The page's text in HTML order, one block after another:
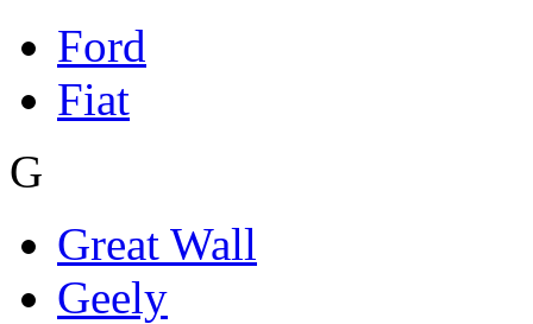
Ford
Fiat
G
Great Wall
Geely